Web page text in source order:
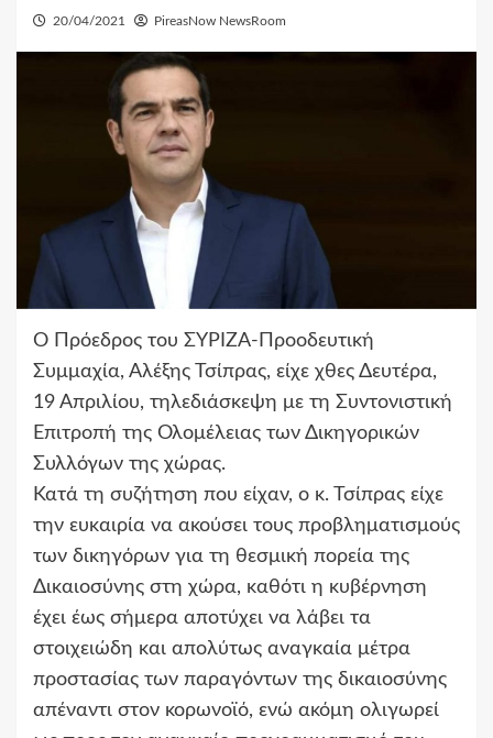
20/04/2021 PireasNow NewsRoom
Ο Πρόεδρος του ΣΥΡΙΖΑ-Προοδευτική
Συμμαχία, Αλέξης Τσίπρας, είχε χθες Δευτέρα,
19 Απριλίου, τηλεδιάσκεψη με τη Συντονιστική
Επιτροπή της Ολομέλειας των Δικηγορικών
Συλλόγων της χώρας.
Κατά τη συζήτηση που είχαν, ο κ. Τσίπρας είχε
την ευκαιρία να ακούσει τους προβληματισμούς
των δικηγόρων για τη θεσμική πορεία της
Δικαιοσύνης στη χώρα, καθότι η κυβέρνηση
έχει έως σήμερα αποτύχει να λάβει τα
στοιχειώδη και απολύτως αναγκαία μέτρα
προστασίας των παραγόντων της δικαιοσύνης
απέναντι στον κορωνοϊό, ενώ ακόμη ολιγωρεί